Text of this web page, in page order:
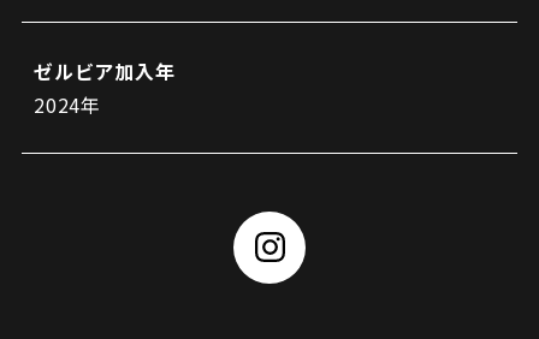
ゼルビア加入年
2024年